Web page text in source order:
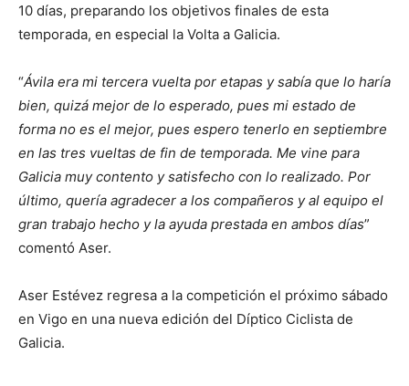
10 días, preparando los objetivos finales de esta
temporada, en especial la Volta a Galicia.
“Ávila era mi tercera vuelta por etapas y sabía que lo haría
bien, quizá mejor de lo esperado, pues mi estado de
forma no es el mejor, pues espero tenerlo en septiembre
en las tres vueltas de fin de temporada. Me vine para
Galicia muy contento y satisfecho con lo realizado. Por
último, quería agradecer a los compañeros y al equipo el
gran trabajo hecho y la ayuda prestada en ambos días”
comentó Aser.
Aser Estévez regresa a la competición el próximo sábado
en Vigo en una nueva edición del Díptico Ciclista de
Galicia.